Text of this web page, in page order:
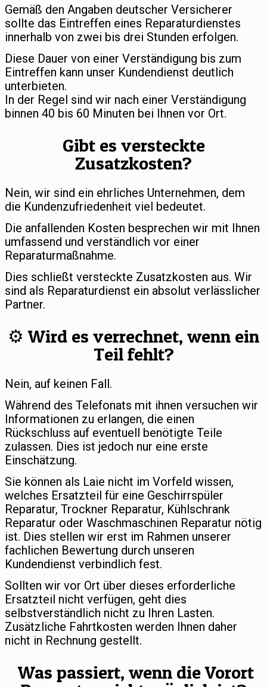
Gemäß den Angaben deutscher Versicherer
sollte das Eintreffen eines Reparaturdienstes
innerhalb von zwei bis drei Stunden erfolgen.
Diese Dauer von einer Verständigung bis zum
Eintreffen kann unser Kundendienst deutlich
unterbieten.
In der Regel sind wir nach einer Verständigung
binnen 40 bis 60 Minuten bei Ihnen vor Ort.
Gibt es versteckte
Zusatzkosten?
Nein, wir sind ein ehrliches Unternehmen, dem
die Kundenzufriedenheit viel bedeutet.
Die anfallenden Kosten besprechen wir mit Ihnen
umfassend und verständlich vor einer
Reparaturmaßnahme.
Dies schließt versteckte Zusatzkosten aus. Wir
sind als Reparaturdienst ein absolut verlässlicher
Partner.
⚙️ Wird es verrechnet, wenn ein
Teil fehlt?
Nein, auf keinen Fall.
Während des Telefonats mit ihnen versuchen wir
Informationen zu erlangen, die einen
Rückschluss auf eventuell benötigte Teile
zulassen. Dies ist jedoch nur eine erste
Einschätzung.
Sie können als Laie nicht im Vorfeld wissen,
welches Ersatzteil für eine Geschirrspüler
Reparatur, Trockner Reparatur, Kühlschrank
Reparatur oder Waschmaschinen Reparatur nötig
ist. Dies stellen wir erst im Rahmen unserer
fachlichen Bewertung durch unseren
Kundendienst verbindlich fest.
Sollten wir vor Ort über dieses erforderliche
Ersatzteil nicht verfügen, geht dies
selbstverständlich nicht zu Ihren Lasten.
Zusätzliche Fahrtkosten werden Ihnen daher
nicht in Rechnung gestellt.
Was passiert, wenn die Vorort